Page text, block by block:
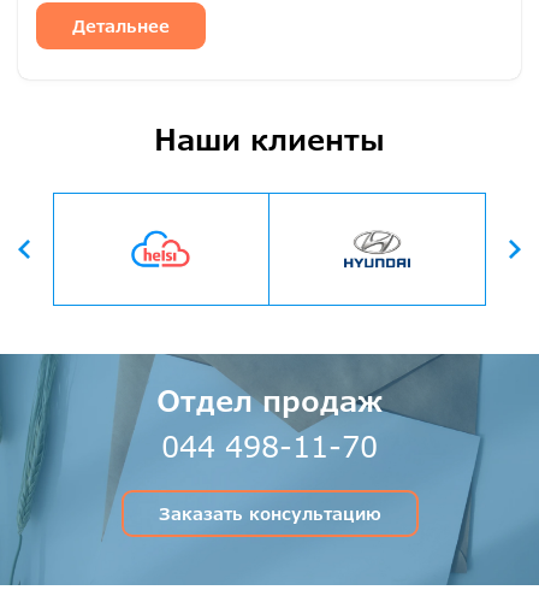
Детальнее
Наши клиенты
Назад
Отдел продаж
044 498-11-70
Заказать консультацию